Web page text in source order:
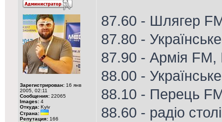
Зарегистрирован: 16 янв
2005, 02:11
Сообщения: 22065
Images: 4
Откуда: Kyiv
Страна:
Репутация: 166
87.60 - Шлягер
87.80 -
87.90 - Армія FM,
88.00 -
88.10 - Перець
88.60 - радіо